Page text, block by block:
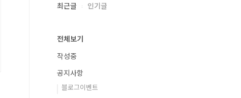
최근글 인기글
전체보기
작성중
공지사항
블로그이벤트